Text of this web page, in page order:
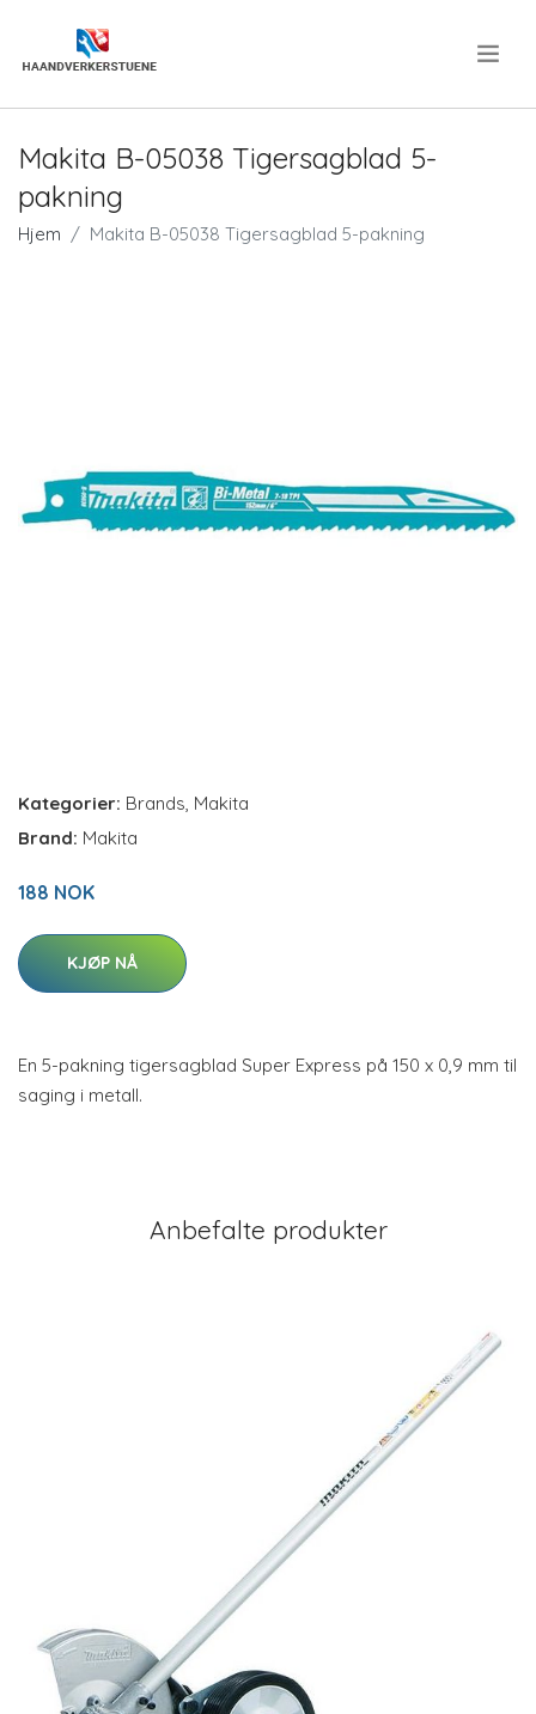
Makita B-05038 Tigersagblad 5-
pakning
Hjem Makita B-05038 Tigersagblad 5-pakning
Kategorier: Brands, Makita
Brand: Makita
188 NOK
KJØP NÅ
En 5-pakning tigersagblad Super Express på 150 x 0,9 mm til
saging i metall.
Anbefalte produkter